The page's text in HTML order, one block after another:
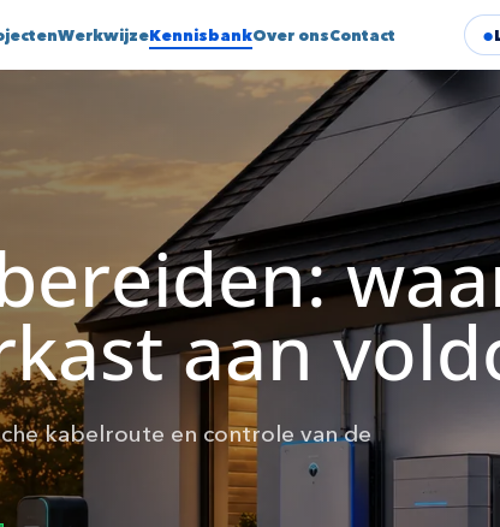
WerkwijzeKennisbankOver onsContact
aan
kabelroute en controle van de